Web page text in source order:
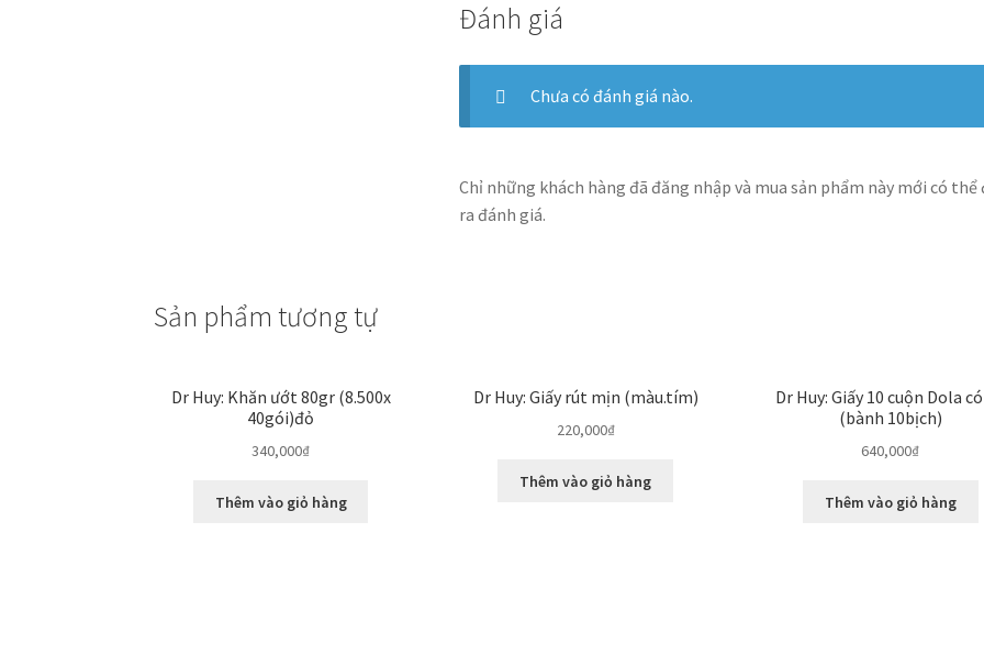
Đánh giá
Chưa có đánh giá nào.
Chỉ những khách hàng đã đăng nhập và mua sản phẩm này mới có thể
ra đánh giá.
Sản phẩm tương tự
Dr Huy: Khăn ướt 80gr (8.500x
40gói)đỏ
340,000₫
Thêm vào giỏ hàng
Dr Huy: Giấy rút mịn (màu.tím)
220,000₫
Thêm vào giỏ hàng
Dr Huy: Giấy 10 cuộn Dola
(bành 10bịch)
640,000₫
Thêm vào giỏ hàng